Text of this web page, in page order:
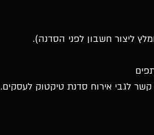
ליצור חשבון לפני הסדנה).
לגבי אירוח סדנת טיקטוק לעסקים.